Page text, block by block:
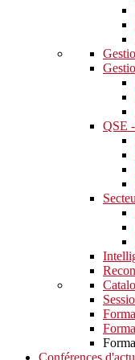
QSE
Conférences